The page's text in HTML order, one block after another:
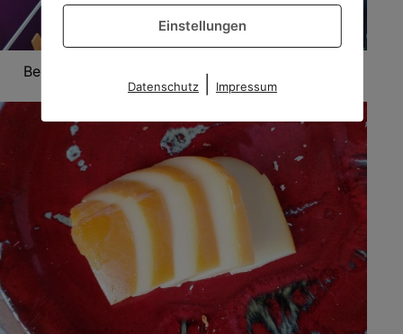
Bei mir hängt derweil nur die Wäsche kopfüber.
Einstellungen
Datenschutz| Impressum